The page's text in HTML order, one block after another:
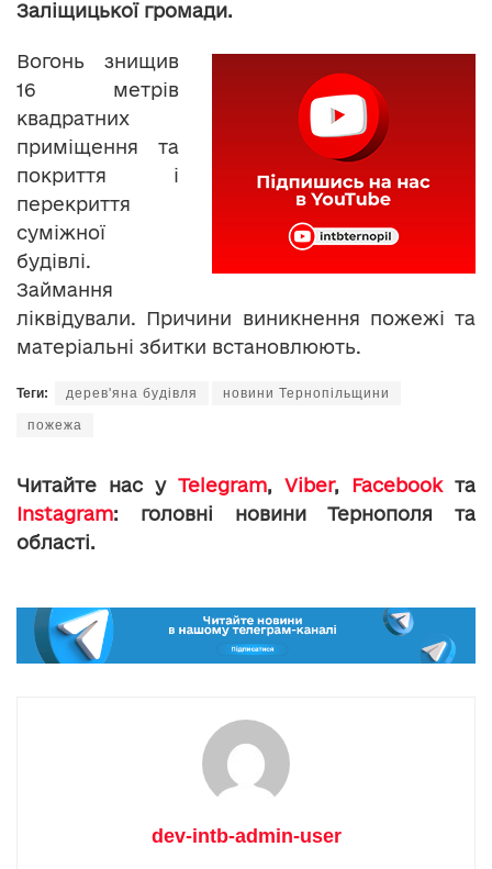
Заліщицької громади.
Вогонь знищив
16 метрів
квадратних
приміщення та
покриття і
перекриття
суміжної
будівлі.
Займання
ліквідували. Причини виникнення пожежі та
матеріальні збитки встановлюють.
Теги: дерев'яна будівля новини Тернопільщини
пожежа
Читайте нас у Telegram, Viber, Facebookта
Instagram: головні новини Тернополя та
області.
dev-intb-admin-user